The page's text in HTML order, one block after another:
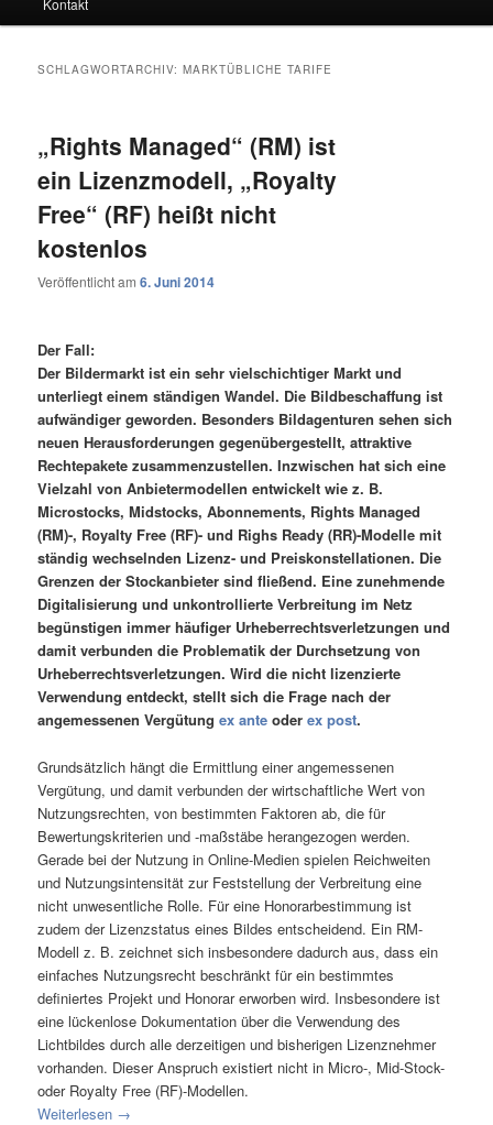
SCHLAGWORTARCHIV:MARKTÜBLICHE TARIFE
„Rights Managed“ (RM) ist
ein Lizenzmodell, „Royalty
Free“ (RF) heißt nicht
kostenlos
Veröffentlicht am6. Juni 2014
Der Fall:
Der Bildermarkt ist ein sehr vielschichtiger Markt und
unterliegt einem ständigen Wandel. Die Bildbeschaffung ist
aufwändiger geworden. Besonders Bildagenturen sehen sich
neuen Herausforderungen gegenübergestellt, attraktive
Rechtepakete zusammenzustellen. Inzwischen hat sich eine
Vielzahl von Anbietermodellen entwickelt wie z. B.
Microstocks, Midstocks, Abonnements, Rights Managed
(RM)-, Royalty Free (RF)- und Righs Ready (RR)-Modelle mit
ständig wechselnden Lizenz- und Preiskonstellationen. Die
Grenzen der Stockanbieter sind fließend. Eine zunehmende
Digitalisierung und unkontrollierte Verbreitung im Netz
begünstigen immer häufiger Urheberrechtsverletzungen und
damit verbunden die Problematik der Durchsetzung von
Urheberrechtsverletzungen. Wird die nicht lizenzierte
Verwendung entdeckt, stellt sich die Frage nach der
angemessenen Vergütungex ante oderex post.
Grundsätzlich hängt die Ermittlung einer angemessenen
Vergütung, und damit verbunden der wirtschaftliche Wert von
Nutzungsrechten, von bestimmten Faktoren ab, die für
Bewertungskriterien und -maßstäbe herangezogen werden.
Gerade bei der Nutzung in Online-Medien spielen Reichweiten
und Nutzungsintensität zur Feststellung der Verbreitung eine
nicht unwesentliche Rolle. Für eine Honorarbestimmung ist
zudem der Lizenzstatus eines Bildes entscheidend. Ein RM-
Modell z. B. zeichnet sich insbesondere dadurch aus, dass ein
einfaches Nutzungsrecht beschränkt für ein bestimmtes
definiertes Projekt und Honorar erworben wird. Insbesondere ist
eine lückenlose Dokumentation über die Verwendung des
Lichtbildes durch alle derzeitigen und bisherigen Lizenznehmer
vorhanden. Dieser Anspruch existiert nicht in Micro-, Mid-Stock-
oder Royalty Free (RF)-Modellen.
Weiterlesen →